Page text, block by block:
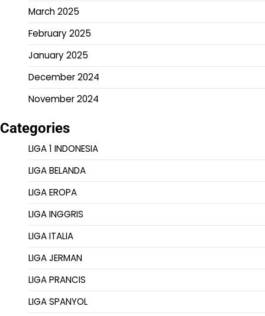
March 2025
February 2025
January 2025
December 2024
November 2024
Categories
LIGA 1 INDONESIA
LIGA BELANDA
LIGA EROPA
LIGA INGGRIS
LIGA ITALIA
LIGA JERMAN
LIGA PRANCIS
LIGA SPANYOL